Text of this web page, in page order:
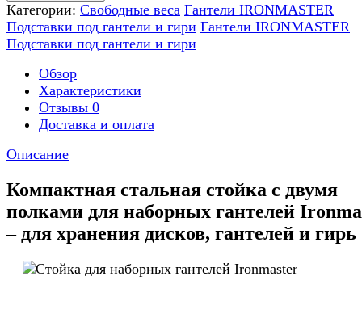
Категории: Свободные веса Гантели IRONMASTER
Подставки под гантели и гири Гантели IRONMASTER
Подставки под гантели и гири
Обзор
Характеристики
Отзывы 0
Доставка и оплата
Описание
Компактная стальная стойка с двумя
полками для наборных гантелей
– для хранения дисков, гантелей и гирь